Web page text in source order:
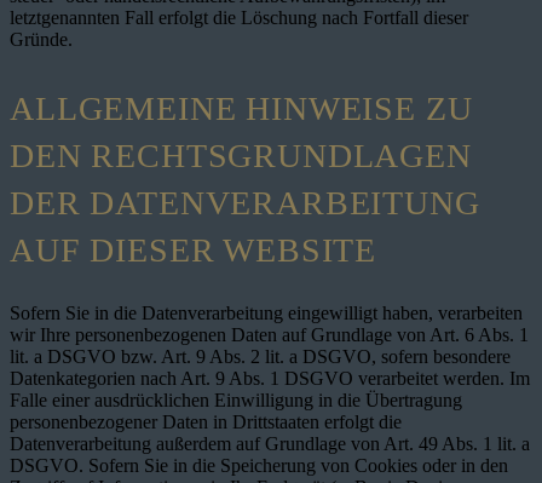
letztgenannten Fall erfolgt die Löschung nach Fortfall dieser
Gründe.
ALLGEMEINE HINWEISE ZU
DEN RECHTSGRUNDLAGEN
DER DATENVERARBEITUNG
AUF DIESER WEBSITE
Sofern Sie in die Datenverarbeitung eingewilligt haben, verarbeiten
wir Ihre personenbezogenen Daten auf Grundlage von Art. 6 Abs. 1
lit. a DSGVO bzw. Art. 9 Abs. 2 lit. a DSGVO, sofern besondere
Datenkategorien nach Art. 9 Abs. 1 DSGVO verarbeitet werden. Im
Falle einer ausdrücklichen Einwilligung in die Übertragung
personenbezogener Daten in Drittstaaten erfolgt die
Datenverarbeitung außerdem auf Grundlage von Art. 49 Abs. 1 lit. a
DSGVO. Sofern Sie in die Speicherung von Cookies oder in den